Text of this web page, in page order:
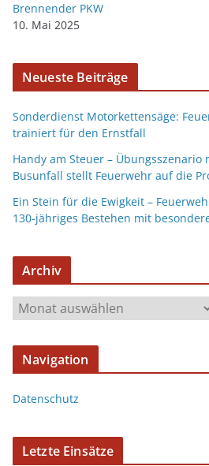
Brennender PKW
10. Mai 2025
Neueste Beiträge
Sonderdienst Motorkettensäge:
trainiert für den Ernstfall
Handy am Steuer –
Busunfall stellt Feuerwehr auf die
Ein Stein für die Ewigkeit –
130-jähriges Bestehen mit
Archiv
Navigation
Datenschutz
Letzte Einsätze